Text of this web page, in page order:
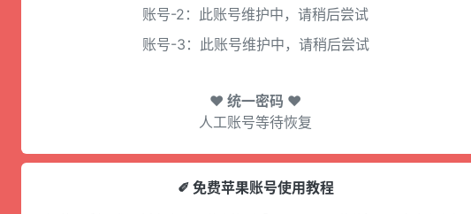
账号-2：此账号维护中，请稍后尝试
账号-3：此账号维护中，请稍后尝试
♥ 统一密码 ♥
人工账号等待恢复
✐ 免费苹果账号使用教程